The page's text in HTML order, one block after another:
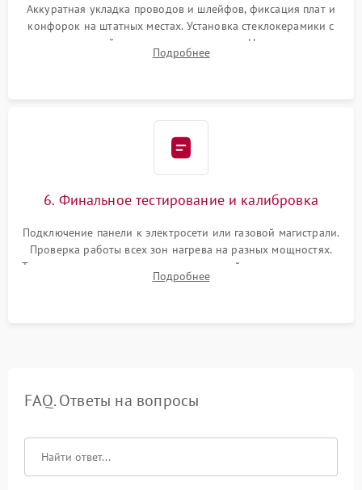
Аккуратная укладка проводов и шлейфов, фиксация плат и
конфорок на штатных местах. Установка стеклокерамики с
проверкой равномерности зазоров. Нанесение
термостойкого герметика или укладка уплотнительной
Подробнее
6. Финальное тестирование и калибровка
Подключение панели к электросети или газовой магистрали.
Проверка работы всех зон нагрева на разных мощностях.
Тестирование сенсорного управления, таймера, индикаторов
остаточного тепла и систем защиты от перегрева.
Подробнее
FAQ. Ответы на вопросы